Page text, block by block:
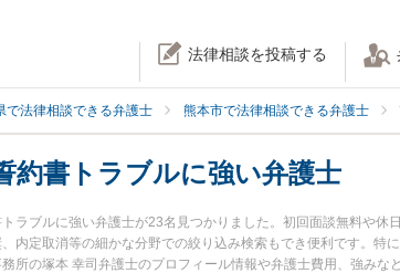
法律相談を投稿する
で法律相談できる弁護士 熊本市で法律相談できる弁護士
約書トラブルに強い弁護士
ラブルに強い弁護士が23名見つかりました。初回面談無料や
内定取消等の細かな分野での絞り込み検索もでき便利です。
所の塚本 幸司弁護士のプロフィール情報や弁護士費用、強み